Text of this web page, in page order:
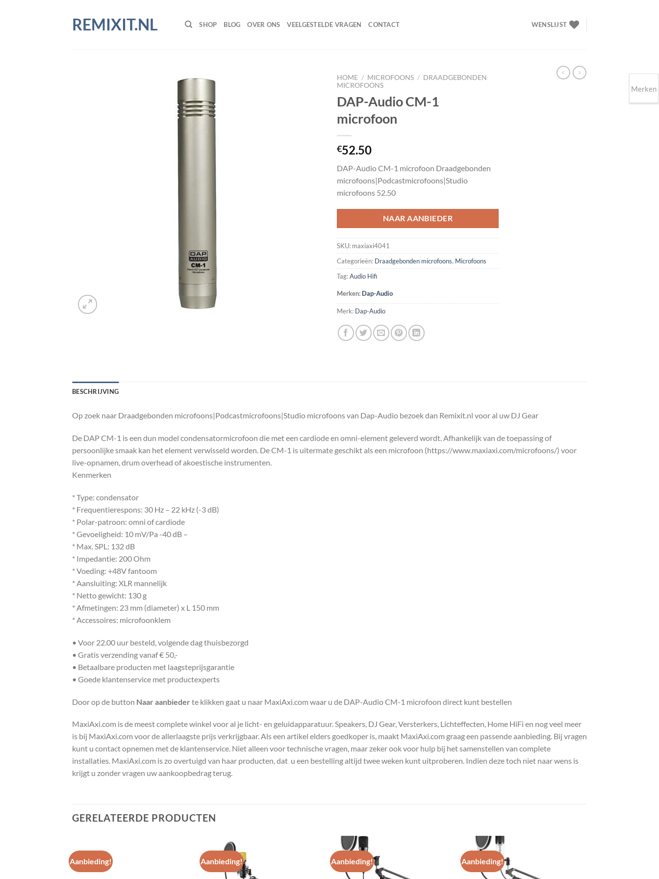
REMIXIT.NL SHOP BLOG OVER ONS VEELGESTELDE VRAGEN CONTACT WENSLIJST
HOME / MICROFOONS / DRAADGEBONDEN
MICROFOONS
DAP-Audio CM-1
microfoon
€52.50
DAP-Audio CM-1 microfoon Draadgebonden
microfoons|Podcastmicrofoons|Studio
microfoons 52.50
NAAR AANBIEDER
SKU: maxiaxi4041
Categorieën: Draadgebonden microfoons, Microfoons
Tag:Audio Hifi
Merken: Dap-Audio
Merk: Dap-Audio
BESCHRIJVING
Op zoek naar Draadgebonden microfoons|Podcastmicrofoons|Studio microfoons van Dap-Audio bezoek dan Remixit.nl voor al uw DJ Gear
De DAP CM-1 is een dun model condensatormicrofoon die met een cardiode en omni-element geleverd wordt. Afhankelijk van de toepassing of
persoonlijke smaak kan het element verwisseld worden. De CM-1 is uitermate geschikt als een microfoon (https://www.maxiaxi.com/microfoons/) voor
live-opnamen, drum overhead of akoestische instrumenten.
Kenmerken
* Type: condensator
* Frequentierespons: 30 Hz – 22 kHz (-3 dB)
* Polar-patroon: omni of cardiode
* Gevoeligheid: 10 mV/Pa -40 dB –
* Max. SPL: 132 dB
* Impedantie: 200 Ohm
* Voeding: +48V fantoom
* Aansluiting: XLR mannelijk
* Netto gewicht: 130 g
* Afmetingen: 23 mm (diameter) x L 150 mm
* Accessoires: microfoonklem
• Voor 22.00 uur besteld, volgende dag thuisbezorgd
• Gratis verzending vanaf € 50,-
• Betaalbare producten met laagsteprijsgarantie
• Goede klantenservice met productexperts
Door op de button Naar aanbieder te klikken gaat u naar MaxiAxi.com waar u de DAP-Audio CM-1 microfoon direct kunt bestellen
MaxiAxi.com is de meest complete winkel voor al je licht- en geluidapparatuur. Speakers, DJ Gear, Versterkers, Lichteffecten, Home HiFi en nog veel meer
is bij MaxiAxi.com voor de allerlaagste prijs verkrijgbaar. Als een artikel elders goedkoper is, maakt MaxiAxi.com graag een passende aanbieding. Bij vragen
kunt u contact opnemen met de klantenservice. Niet alleen voor technische vragen, maar zeker ook voor hulp bij het samenstellen van complete
installaties. MaxiAxi.com is zo overtuigd van haar producten, dat u een bestelling altijd twee weken kunt uitproberen. Indien deze toch niet naar wens is
krijgt u zonder vragen uw aankoopbedrag terug.
GERELATEERDE PRODUCTEN
Aanbieding! Aanbieding! Aanbieding! Aanbieding!
Merken